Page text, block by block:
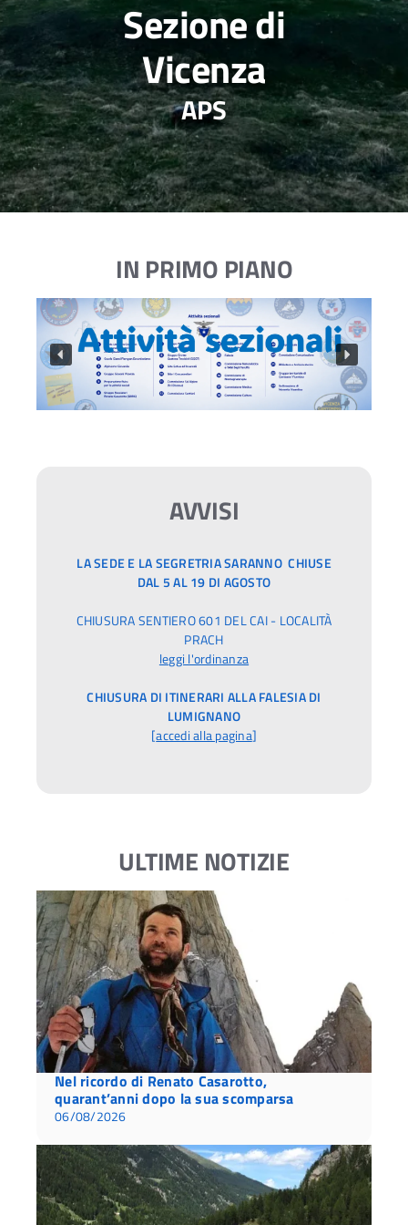
Sezione di
Vicenza
APS
IN PRIMO PIANO
AVVISI
LA SEDE E LA SEGRETRIA SARANNO CHIUSE
DAL 5 AL 19 DI AGOSTO
CHIUSURA SENTIERO 601 DEL CAI - LOCALITÀ
PRACH
leggi l'ordinanza
CHIUSURA DI ITINERARI ALLA FALESIA DI
LUMIGNANO
[accedi alla pagina]
ULTIME NOTIZIE
Nel ricordo di Renato Casarotto,
quarant’anni dopo la sua scomparsa
06/08/2026